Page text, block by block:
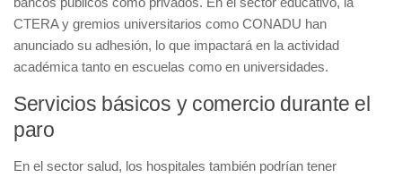
CTERA y gremios universitarios como CONADU han
anunciado su adhesión, lo que impactará en la actividad
académica tanto en escuelas como en universidades.
Servicios básicos y comercio durante el
paro
En el sector salud, los hospitales también podrían tener